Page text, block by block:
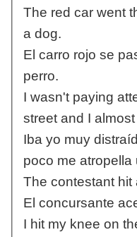
The red car went
a dog.
El carro rojo se
perro.
I wasn't paying
street and I
Iba yo muy
poco me atropella
The contestant hit
El concursante
I hit my knee on